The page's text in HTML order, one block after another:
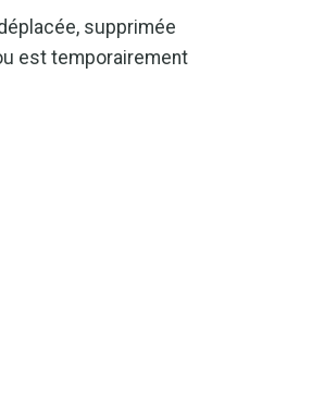
supprimée
est temporairement